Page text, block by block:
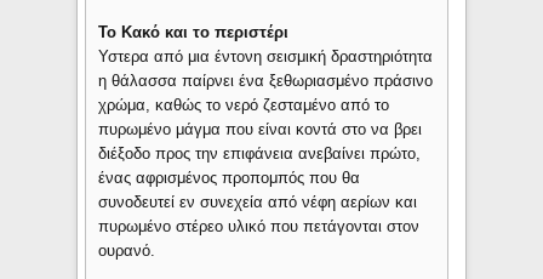
Το Kακό και το περιστέρι
Υστερα από μια έντονη σεισμική δραστηριότητα
η θάλασσα παίρνει ένα ξεθωριασμένο πράσινο
χρώμα, καθώς το νερό ζεσταμένο από το
πυρωμένο μάγμα που είναι κοντά στο να βρει
διέξοδο προς την επιφάνεια ανεβαίνει πρώτο,
ένας αφρισμένος προπομπός που θα
συνοδευτεί εν συνεχεία από νέφη αερίων και
πυρωμένο στέρεο υλικό που πετάγονται στον
ουρανό.